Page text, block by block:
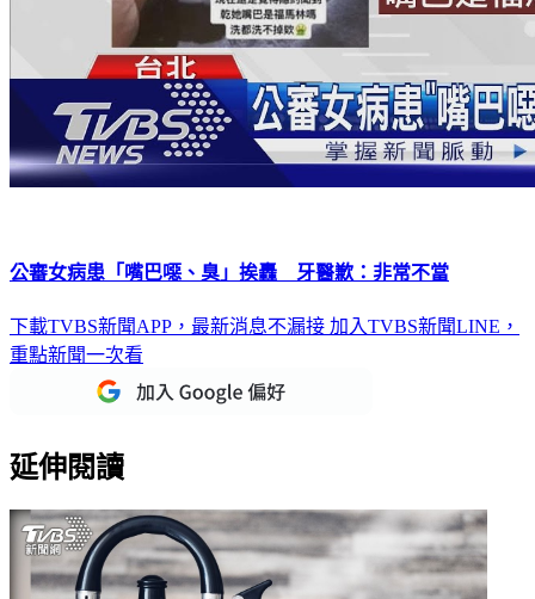
公審女病患「嘴巴噁、臭」挨轟 牙醫歉：非常不當
下載TVBS新聞APP，最新消息不漏接 加入TVBS新聞LINE，
重點新聞一次看
延伸閱讀